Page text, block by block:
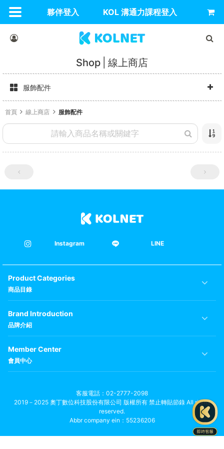
夥伴登入 KOL 溝通力課程登入
Shop 線上商店
服飾配件
首頁 線上商店 服飾配件
Instagram LINE
Product Categories
商品目錄
Brand Introduction
品牌介紹
Member Center
會員中心
客服電話
02-2777-2098
2019－2025 奧丁數位科技股份有限公司 版權所有 禁止轉貼節錄 All rights
reserved.
Abbr company ein：55236206